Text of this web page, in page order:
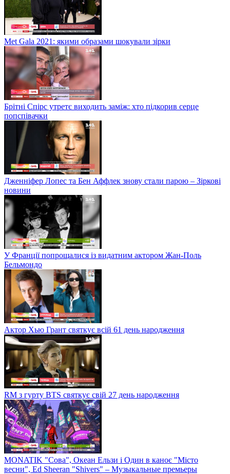
Met Gala 2021: якими образами шокували зірки
Брітні Спірс утретє виходить заміж: хто підкорив серце
попспівачки
Дженніфер Лопес та Бен Аффлек знову стали парою – Зіркові
новини
У Франції попрощалися із видатним актором Жан-Поль
Бельмондо
Актор Хью Грант святкує всій 61 день народження
RM з гурту BTS святкує свій 27 день народження
MONATIK "Сова", Океан Ельзи і Один в каноє "Місто
весни", Ed Sheeran "Shivers" – Музыкальные премьеры